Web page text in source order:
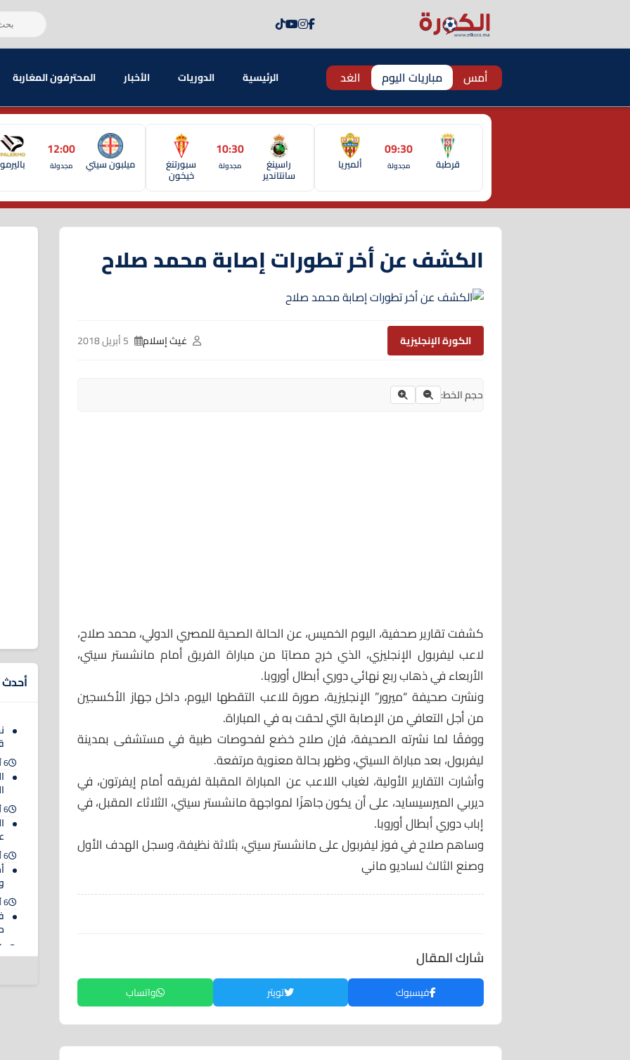
أمس مباريات اليوم الغد الرئيسية الدوريات الأخبار المحترفون المغاربة
قرطبة
09:30
مجدولة ألميريا راسينغ
سانتاندير
10:30
مجدولة سبورتنغ
خيخون
ميلبون سيتي
12:00
مجدولة باليرمو
الكشف عن أخر تطورات إصابة محمد صلاح
الكورة الإنجليزية غيث إسلام
حجم الخط:
كشفت تقارير صحفية، اليوم الخميس، عن الحالة الصحية للمصري الدولي، محمد صلاح،
لاعب ليفربول الإنجليزي، الذي خرج مصابًا من مباراة الفريق أمام مانشستر سيتي،
الأربعاء في ذهاب ربع نهائي دوري أبطال أوروبا.
ونشرت صحيفة “ميرور” الإنجليزية، صورة للاعب التقطها اليوم، داخل جهاز الأكسجين
من أجل التعافي من الإصابة التي لحقت به في المباراة.
ووفقًا لما نشرته الصحيفة، فإن صلاح خضع لفحوصات طبية في مستشفى بمدينة
ليفربول، بعد مباراة السيتي، وظهر بحالة معنوية مرتفعة.
وأشارت التقارير الأولية، لغياب اللاعب عن المباراة المقبلة لفريقه أمام إيفرتون، في
ديربي الميرسيسايد، على أن يكون جاهزًا لمواجهة مانشستر سيتي، الثلاثاء المقبل، في
إباب دوري أبطال أوروبا.
وساهم صلاح في فوز ليفربول على مانشستر سيتي، بثلاثة نظيفة، وسجل الهدف الأول
وصنع الثالث لساديو ماني
شارك المقال
فيسبوك تويتر واتساب
أحدث
6 أغسطس 2026
6 أغسطس 2026
6 أغسطس 2026
6 أغسطس 2026